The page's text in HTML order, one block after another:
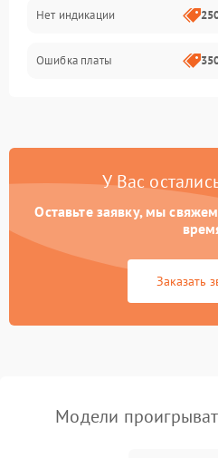
Нет индикации
Ошибка платы
У Вас
Оставьте заявку, мы
Заказать
Модели